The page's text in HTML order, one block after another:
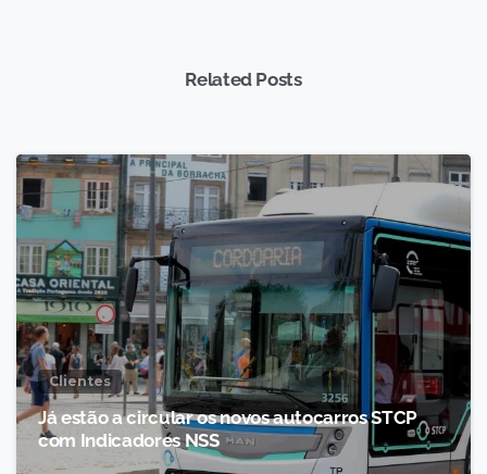
Related Posts
Clientes
Já estão a circular os novos autocarros STCP
com Indicadores NSS